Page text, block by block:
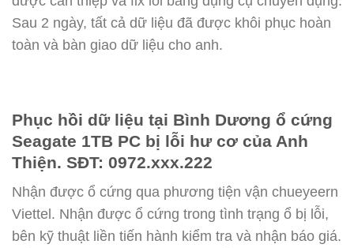
Sau 2 ngày, tất cả dữ liệu đã được khôi phục hoàn
toàn và bàn giao dữ liệu cho anh.
Phục hồi dữ liệu tại Bình Dương ổ cứng
Seagate 1TB PC bị lỗi hư cơ của Anh
Thiện. SĐT: 0972.xxx.222
Nhận được ổ cứng qua phương tiện vận chueyeern
Viettel. Nhận được ổ cứng trong tình trạng ổ bị lỗi,
bên kỹ thuật liền tiến hành kiểm tra và nhận báo giá.